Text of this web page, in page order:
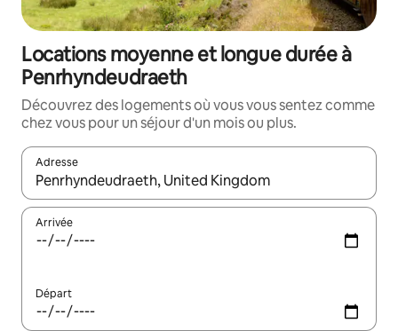
Locations moyenne et longue durée à
Penrhyndeudraeth
Découvrez des logements où vous vous sentez comme
chez vous pour un séjour d'un mois ou plus.
Adresse
Lorsque les résultats s'affichent, utilisez les flèches vers le
Arrivée
Départ